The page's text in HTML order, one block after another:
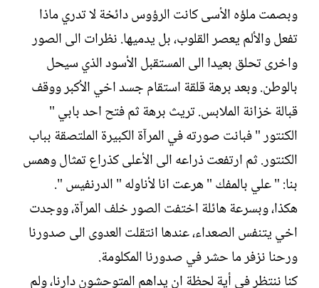
إ
ش
ا
ء
وبصمت ملؤه الأسى كانت الرؤوس دائخة لا تدري ماذا
تفعل والألم يعصر القلوب، بل يدميها. نظرات الى الصور
واخرى تحلق بعيدا الى المستقبل الأسود الذي سيحل
بالوطن. وبعد برهة قلقة استقام جسد اخي الأكبر ووقف
قبالة خزانة الملابس. تريث برهة ثم فتح احد بابي "
الكنتور " فبانت صورته في المرآة الكبيرة الملتصقة بباب
الكنتور. ثم ارتفعت ذراعه الى الأعلى كذراع تمثال وهمس
بنا: " علي بالمفك " هرعت انا لأناوله " الدرنفيس ".
هكذا، وبسرعة هائلة اختفت الصور خلف المرآة، ووجدت
اخي يتنفس الصعداء، عندها انتقلت العدوى الى صدورنا
ورحنا نزفر ما حشر في صدورنا المكلومة.
كنا ننتظر في أية لحظة ان يداهم المتوحشون دارنا، ولم